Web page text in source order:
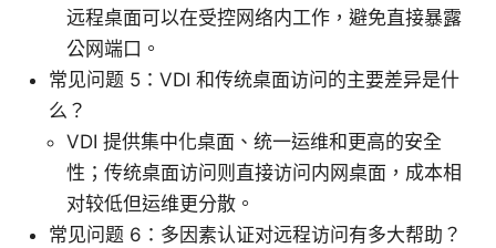
远程桌面可以在受控网络内工作，避免直接暴露
公网端口。
常见问题 5：VDI 和传统桌面访问的主要差异是什
么？
VDI 提供集中化桌面、统一运维和更高的安全
性；传统桌面访问则直接访问内网桌面，成本相
对较低但运维更分散。
常见问题 6：多因素认证对远程访问有多大帮助？